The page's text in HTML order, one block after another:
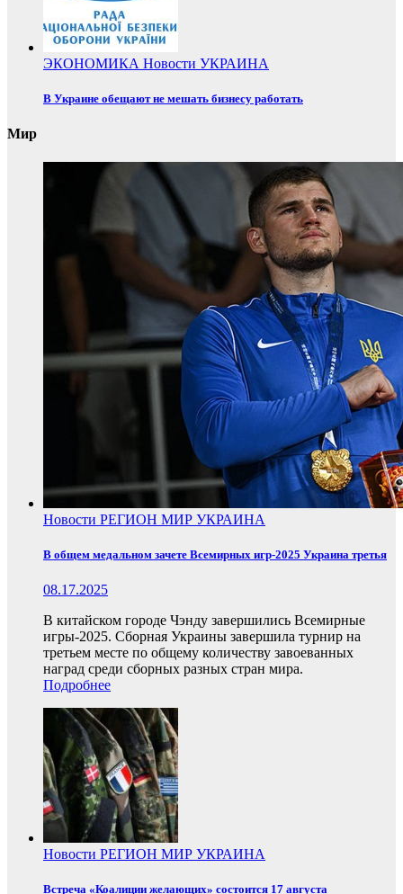
ЭКОНОМИКА Новости УКРАИНА
В Украине обещают не мешать бизнесу работать
Мир
Новости РЕГИОН МИР УКРАИНА
В общем медальном зачете Всемирных игр-2025 Украина третья
08.17.2025
В китайском городе Чэнду завершились Всемирные
игры-2025. Сборная Украины завершила турнир на
третьем месте по общему количеству завоеванных
наград среди сборных разных стран мира.
Подробнее
Новости РЕГИОН МИР УКРАИНА
Встреча «Коалиции желающих» состоится 17 августа